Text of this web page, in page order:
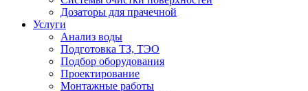
Дозаторы для прачечной
Услуги
Анализ воды
Подготовка ТЗ, ТЭО
Подбор оборудования
Проектирование
Монтажные работы